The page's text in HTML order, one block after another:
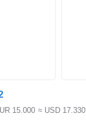
15.000 ≈ USD 17.330